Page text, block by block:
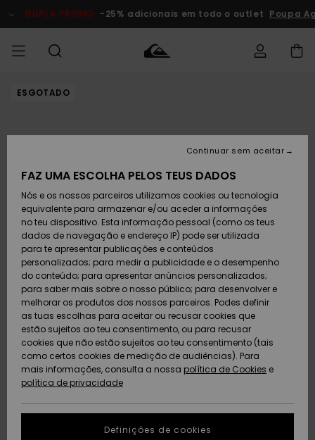
do
DUPLA PROMO -25% adicionais em todo o outlet Poupa
HOMEM
Calçado e
chinelos
Surfe/água
Snow
Artigos
recém-
chegados
Coleções
MENINO
Calçado e
chinelos
Surfe/água
Neve
Artigos
recém-
chegados
Highlights
MULHER
chegados
Highlights
Snow
SURF
Crianças
Highlights
Community
SNOW
Artigos
Criança
Snow Shop
Feminino
Highlights
Community
DUPLA
PROMO
Criança
Outlet
Mulher
AJUDA
Devoluções
Pagamento
Cartão
presente
Quiksilver
Freedom
Protecção de
dados
Guia de
tamanhos
SUSTAINABILITY
ESGOTADO
FAZ UMA ESCOLHA PELOS TEUS DADOS
Nós e os nossos parceiros utilizamos cookies ou tecnologia
equivalente para armazenar e/ou aceder a informações
no teu dispositivo. Esta informação pessoal (como os teus
dados de navegação e endereço IP) pode ser utilizada
para te apresentar publicações e conteúdos
personalizados; para medir a publicidade e o desempenho
do conteúdo; para apresentar anúncios personalizados;
para saber mais sobre o nosso público; para desenvolver e
melhorar os produtos dos nossos parceiros. Podes definir
as tuas escolhas para aceitar ou recusar cookies que
estão sujeitos ao teu consentimento, ou para recusar
cookies que não estão sujeitos ao teu consentimento (tais
como certos cookies de medição de audiências). Para
mais informações, consulta a nossa política de Cookies e
política de privacidade
Definições de cookies
Continuar sem aceitar